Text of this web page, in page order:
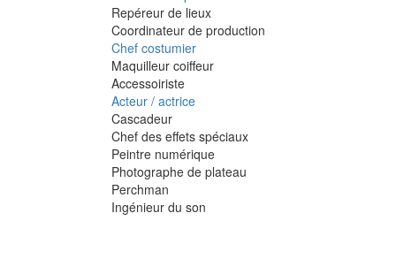
Repéreur de lieux
Coordinateur de production
Chef costumier
Maquilleur coiffeur
Accessoiriste
Acteur / actrice
Cascadeur
Chef des effets spéciaux
Peintre numérique
Photographe de plateau
Perchman
Ingénieur du son